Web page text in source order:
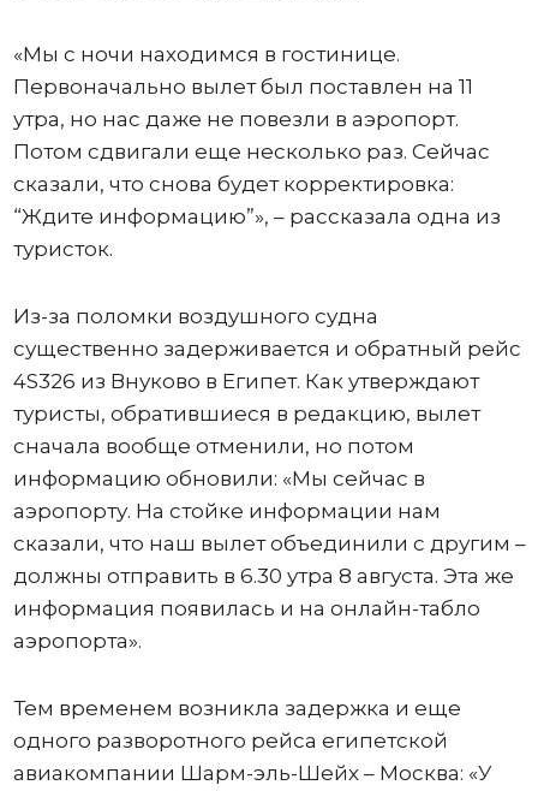
«Мы с ночи находимся в гостинице.
Первоначально вылет был поставлен на 11
утра, но нас даже не повезли в аэропорт.
Потом сдвигали еще несколько раз. Сейчас
сказали, что снова будет корректировка:
“Ждите информацию”», – рассказала одна из
туристок.
Из-за поломки воздушного судна
существенно задерживается и обратный рейс
4S326 из Внуково в Египет. Как утверждают
туристы, обратившиеся в редакцию, вылет
сначала вообще отменили, но потом
информацию обновили: «Мы сейчас в
аэропорту. На стойке информации нам
сказали, что наш вылет объединили с другим –
должны отправить в 6.30 утра 8 августа. Эта же
информация появилась и на онлайн-табло
аэропорта».
Тем временем возникла задержка и еще
одного разворотного рейса египетской
авиакомпании Шарм-эль-Шейх – Москва: «У